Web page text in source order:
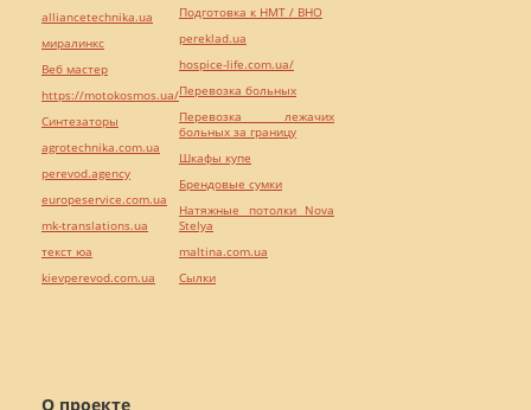
О проекте
alliancetechnika.ua
миралинкс
Веб мастер
https://motokosmos.ua/
Синтезаторы
agrotechnika.com.ua
perevod.agency
europeservice.com.ua
mk-translations.ua
текст юа
kievperevod.com.ua
Подготовка к НМТ / ВНО
pereklad.ua
hospice-life.com.ua/
Перевозка больных
Перевозка лежачих
больных за границу
Шкафы купе
Брендовые сумки
Натяжные потолки Nova
Stelya
maltina.com.ua
Cылки